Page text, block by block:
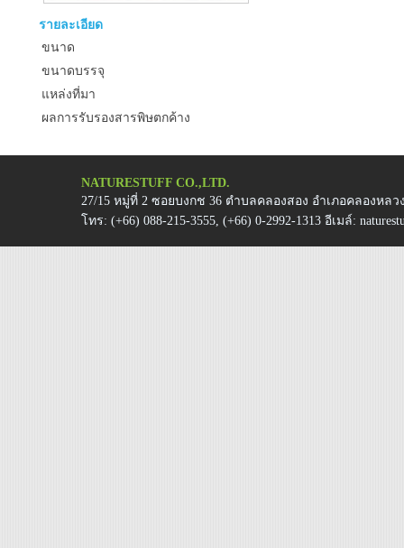
รายละเอียด
ขนาด
ขนาดบรรจุ
แหล่งที่มา
ผลการรับรองสารพิษตกค้าง
NATURESTUFF CO.,LTD.
27/15 หมู่ที่ 2 ซอยบงกช 36 ตำบลคลองสอง อำเภอคลองหลว
โทร: (+66) 088-215-3555, (+66) 0-2992-1313 อีเมล์: